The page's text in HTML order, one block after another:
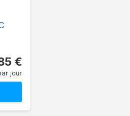
€
jour